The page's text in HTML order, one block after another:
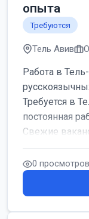
опыта
Требуются
Тель Авив
Работа в
Требуется в
постоянная
Свежие
женщин от
0 просмотров